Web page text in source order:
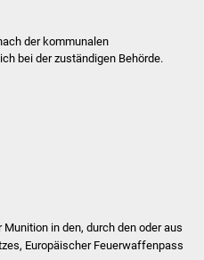
Soziale Einrichtungen
der kommunalen
bei der zuständigen Behörde.
in den, durch den oder aus
Europäischer Feuerwaffenpass